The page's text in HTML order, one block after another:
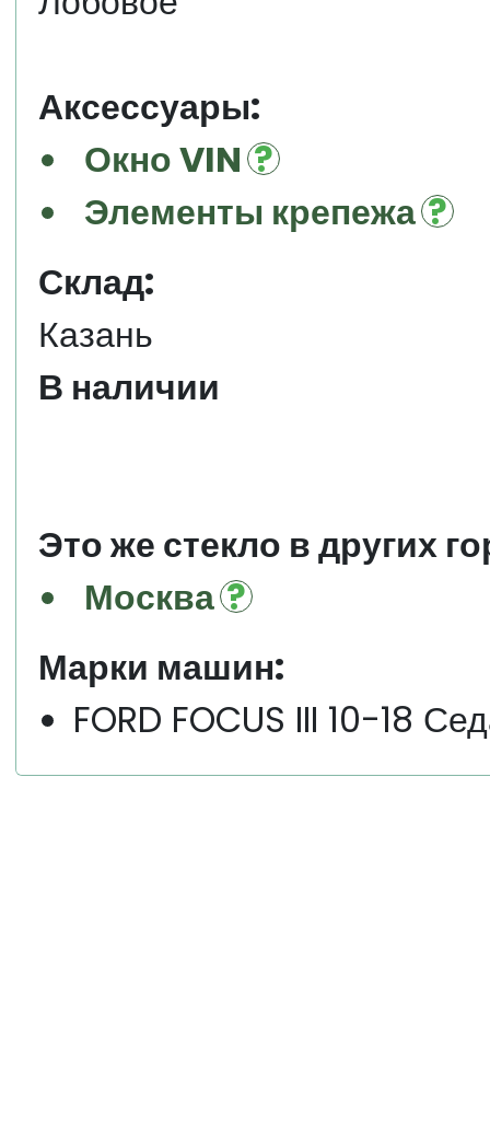
Аксессуары:
Окно VIN
Элементы крепежа
Склад:
Казань
В наличии
Это же стекло в других
Москва
Марки машин:
FORD FOCUS III 10-18